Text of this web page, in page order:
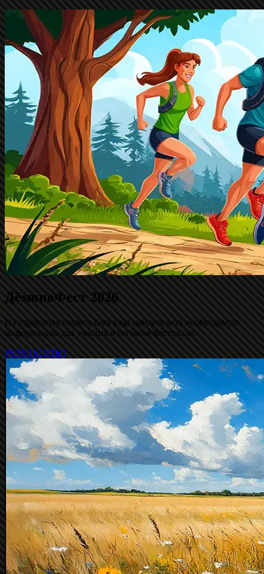
ДёминоФест 2026
На страницах нашего блога вы найдёте всю необходимую
информацию для участия в беговом фестивале.
РЕЗУЛЬТАТЫ!